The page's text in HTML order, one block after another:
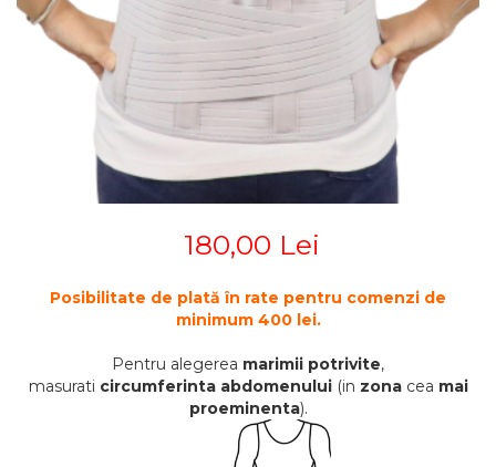
SUPERIOR
ORTEZE PENTRU MEMBRUL
INFERIOR
ORTEZE PENTRU COLOANA
VERTEBRALA
ORTEZE FACIALE
PROTEZA EXTERNA DE SAN
SI ACCESORII
SUSTINATORI PLANTARI
PLASTURI
PRODUSE ABENA
SALTELE ANTIESCARE
SCAUNE DE DUS
SCAUNE DE TOALETA
SCUTECE
STETOSCOAPE LITTMANN
TENSIOMETRE
TERMOMETRE
180,00 Lei
Posibilitate de plată în rate pentru comenzi de
minimum 400 lei.
Pentru alegerea marimii potrivite,
masurati circumferinta abdomenului(in zonacea mai
proeminenta).